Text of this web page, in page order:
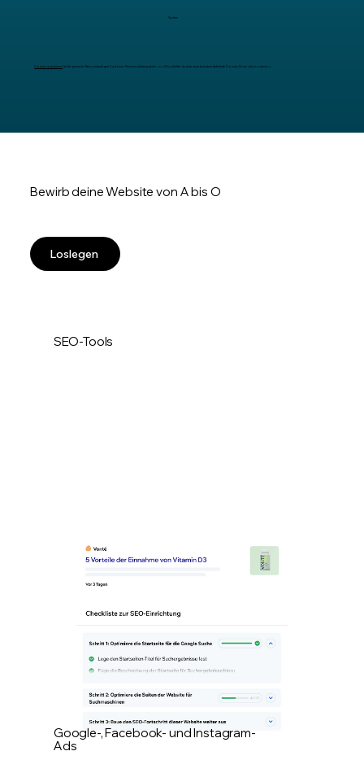
Suchen
Domain registrieren leicht gemacht: Beim erstmaligen Kauf eines Premium-Jahrespakets von Wix erhältst du eine neue benutzerdefinierte Domain für ein Jahr kostenlos.
Bewirb deine Website von A bis O
Loslegen
SEO-Tools
Google-, Facebook- und Instagram-
Ads